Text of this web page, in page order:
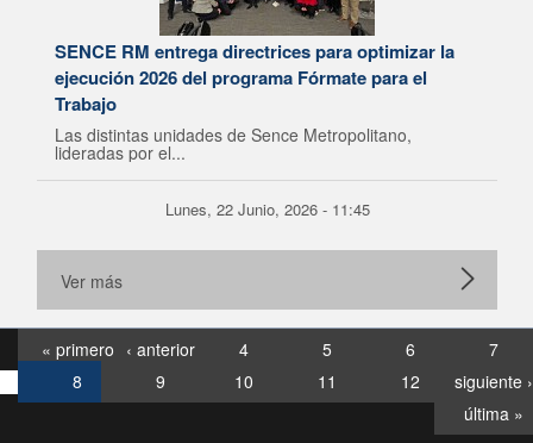
SENCE RM entrega directrices para optimizar la
ejecución 2026 del programa Fórmate para el
Trabajo
Las distintas unidades de Sence Metropolitano,
lideradas por el...
Lunes, 22 Junio, 2026 - 11:45
Ver más
« primero ‹ anterior 4 5 6
7
8
9 10 11 12
siguiente ›
última »